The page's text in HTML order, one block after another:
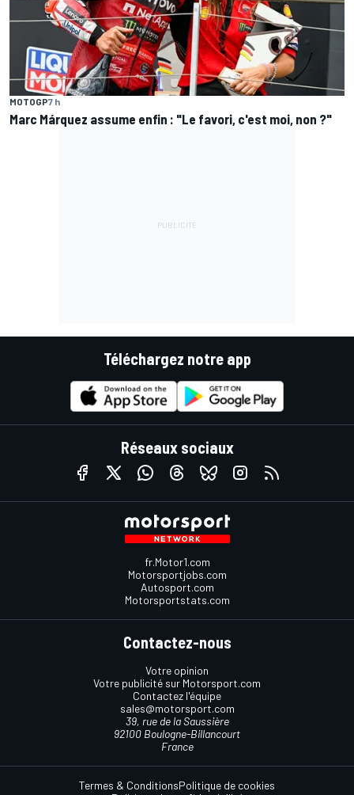
MOTOGP7 h
Marc Márquez assume enfin : "Le favori, c'est moi, non ?"
Téléchargez notre app
Réseaux sociaux
fr.Motor1.com
Motorsportjobs.com
Autosport.com
Motorsportstats.com
Contactez-nous
Votre opinion
Votre publicité sur Motorsport.com
Contactez l'équipe
sales@motorsport.com
39, rue de la Saussière
92100 Boulogne-Billancourt
France
Termes & ConditionsPolitique de cookies